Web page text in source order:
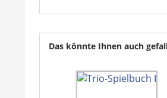
Das könnte Ihnen auch